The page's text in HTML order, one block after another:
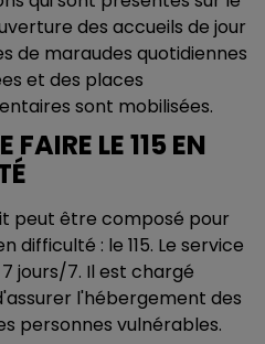
des accueils de jour
de maraudes quotidiennes
et des places
sont mobilisées.
LE 115 EN
peut être composé pour
difficulté : le 115. Le service
jours/7. Il est chargé
l'hébergement des
personnes vulnérables.